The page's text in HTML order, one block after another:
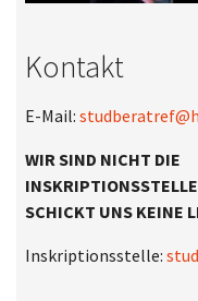
Kontakt
E-Mail:
WIR SIND NICHT DIE
SCHICKT UNS KEINE
Inskriptionsstelle: